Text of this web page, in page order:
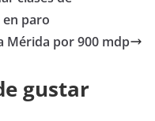
paro
Mérida por 900 mdp
gustar